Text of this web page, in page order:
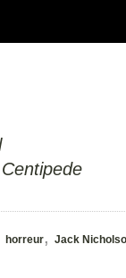
horreur, Jack